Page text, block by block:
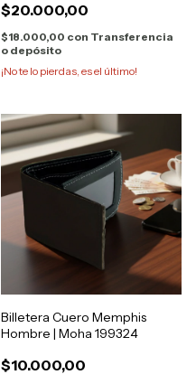
$20.000,00
$18.000,00 con Transferencia
o depósito
¡No te lo pierdas, es el último!
Billetera Cuero Memphis
Hombre | Moha 199324
$10.000,00